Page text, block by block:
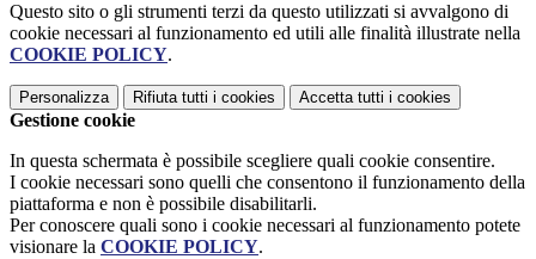
Questo sito o gli strumenti terzi da questo utilizzati si avvalgono di
cookie necessari al funzionamento ed utili alle finalità illustrate nella
COOKIE POLICY.
Personalizza Rifiuta tutti i cookies Accetta tutti i cookies
Gestione cookie
In questa schermata è possibile scegliere quali cookie consentire.
I cookie necessari sono quelli che consentono il funzionamento della
piattaforma e non è possibile disabilitarli.
Per conoscere quali sono i cookie necessari al funzionamento potete
visionare la COOKIE POLICY.